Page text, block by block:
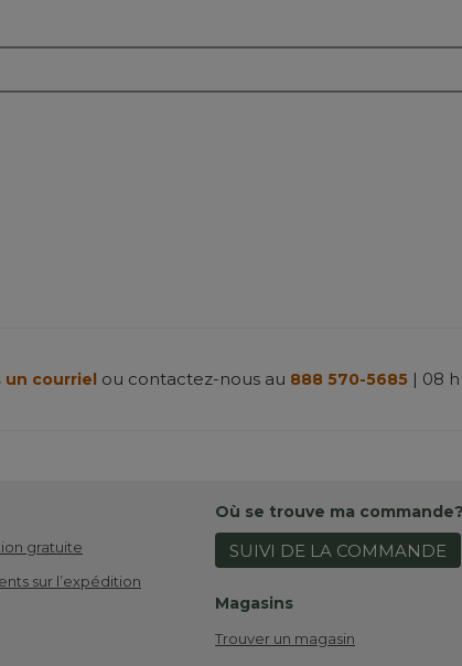
un courrielou contactez-nous au 888 570-5685 | 08 h
gratuite
sur l’expédition
Où se trouve ma commande?
SUIVI DE LA COMMANDE
Magasins
Trouver un magasin